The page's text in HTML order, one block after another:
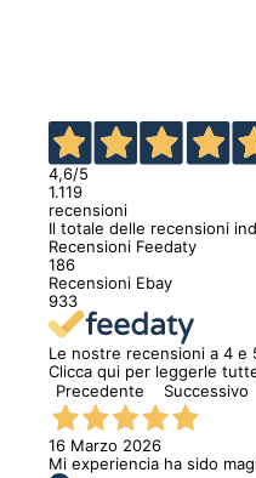
4,6/5
1.119
recensioni
Il totale delle recensioni
Recensioni Feedaty
186
Recensioni Ebay
933
Le nostre recensioni a 4 e
Clicca qui per leggerle
Precedente
Successivo
16 Marzo 2026
Mi experiencia ha sido